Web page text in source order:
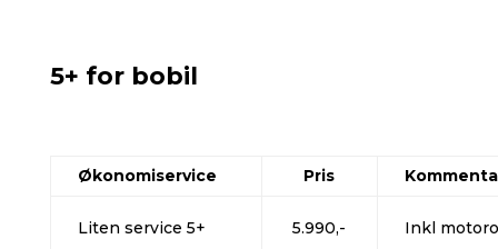
5+ for bobil
Økonomiservice Pris
Liten service 5+ 5.990,- Inkl